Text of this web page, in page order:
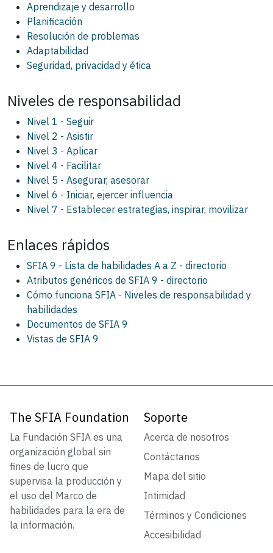
Aprendizaje y desarrollo
Planificación
Resolución de problemas
Adaptabilidad
Seguridad, privacidad y ética
Niveles de responsabilidad
Nivel 1 - Seguir
Nivel 2 - Asistir
Nivel 3 - Aplicar
Nivel 4 - Facilitar
Nivel 5 - Asegurar, asesorar
Nivel 6 - Iniciar, ejercer influencia
Nivel 7 - Establecer estrategias, inspirar, movilizar
Enlaces rápidos
SFIA 9 - Lista de habilidades A a Z - directorio
Atributos genéricos de SFIA 9 - directorio
Cómo funciona SFIA - Niveles de responsabilidad y
habilidades
Documentos de SFIA 9
Vistas de SFIA 9
The SFIA Foundation
La Fundación SFIA es una
organización global sin
fines de lucro que
supervisa la producción y
el uso del Marco de
habilidades para la era de
la información.
Soporte
Acerca de nosotros
Contáctanos
Mapa del sitio
Intimidad
Términos y Condiciones
Accesibilidad